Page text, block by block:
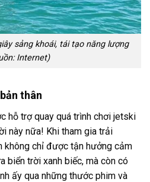
sảng khoái, tái tạo năng lượng
Internet)
thân
hỗ trợ quay quá trình chơi jetski
này nữa! Khi tham gia trải
không chỉ được tận hưởng cảm
biển trời xanh biếc, mà còn có
ấy qua những thước phim và